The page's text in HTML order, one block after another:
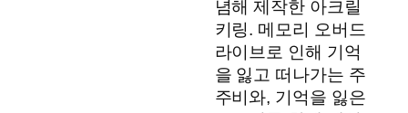
념해 제작한 아크릴
키링. 메모리 오버드
라이브로 인해 기억
을 잃고 떠나가는 주
주비와, 기억을 잃은